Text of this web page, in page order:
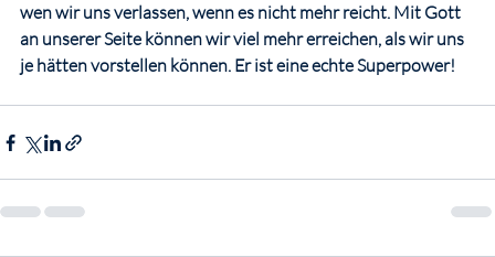
wen wir uns verlassen, wenn es nicht mehr reicht. Mit Gott
an unserer Seite können wir viel mehr erreichen, als wir uns
je hätten vorstellen können. Er ist eine echte Superpower!